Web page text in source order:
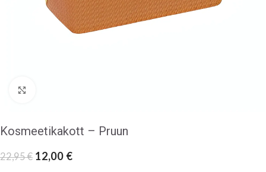
Kosmeetikakott – Pruun
22,95€ 12,00 €